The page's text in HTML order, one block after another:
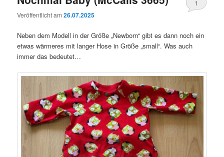
Veröffentlicht am26.07.2025
1
Neben dem Modell in der Größe „Newborn“ gibt es dann noch ein
etwas wärmeres mit langer Hose in Größe „small“. Was auch
immer das bedeutet…